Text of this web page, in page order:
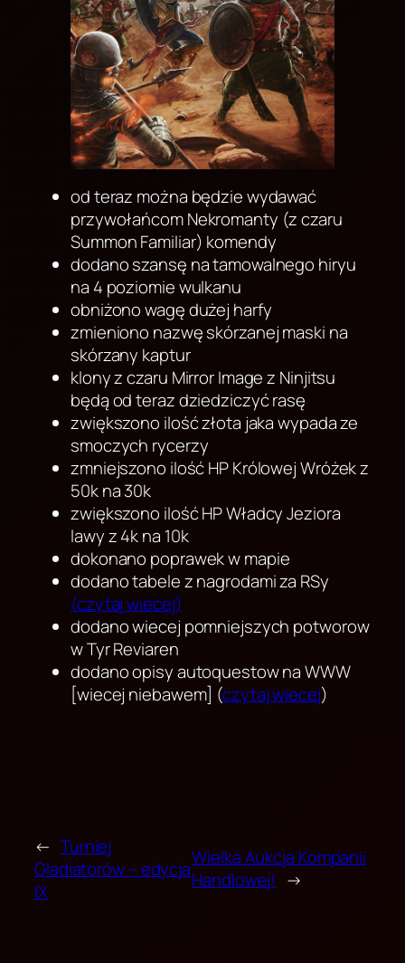
od teraz można będzie wydawać
przywołańcom Nekromanty (z czaru
Summon Familiar) komendy
dodano szansę na tamowalnego hiryu
na 4 poziomie wulkanu
obniżono wagę dużej harfy
zmieniono nazwę skórzanej maski na
skórzany kaptur
klony z czaru Mirror Image z Ninjitsu
będą od teraz dziedziczyć rasę
zwiększono ilość złota jaka wypada ze
smoczych rycerzy
zmniejszono ilość HP Królowej Wróżek z
50k na 30k
zwiększono ilość HP Władcy Jeziora
lawy z 4k na 10k
dokonano poprawek w mapie
dodano tabele z nagrodami za RSy
(czytaj wiecej)
dodano wiecej pomniejszych potworow
w Tyr Reviaren
dodano opisy autoquestow na WWW
[wiecej niebawem] (czytaj wiecej)
← Turniej
Gladiatorów – edycja
IX
Wielka Aukcja Kompanii
Handlowej! →